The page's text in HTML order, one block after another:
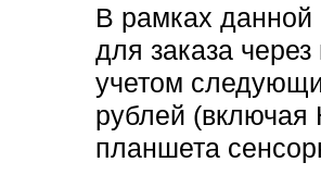
В рамках данной
для заказа
учетом
рублей
планшета